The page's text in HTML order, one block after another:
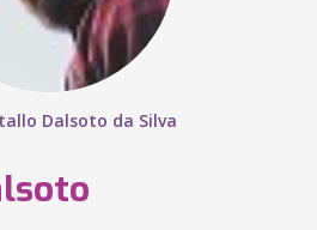
Dalsoto da Silva